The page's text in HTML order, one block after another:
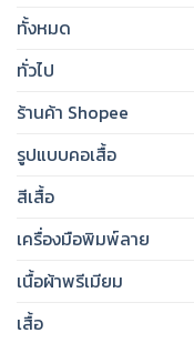
ทั้งหมด
ทั่วไป
ร้านค้า Shopee
รูปแบบคอเสื้อ
สีเสื้อ
เครื่องมือพิมพ์ลาย
เนื้อผ้าพรีเมียม
เสื้อ